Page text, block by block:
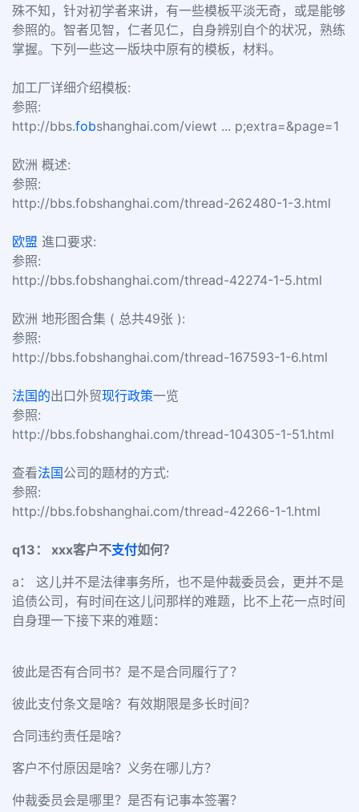
殊不知，针对初学者来讲，有一些模板平淡无奇，或是能够
参照的。智者见智，仁者见仁，自身辨别自个的状况，熟练
掌握。下列一些这一版块中原有的模板，材料。
加工厂详细介绍模板:
参照:
http://bbs.fobshanghai.com/viewt ... p;extra=&page=1
欧洲 概述:
参照:
http://bbs.fobshanghai.com/thread-262480-1-3.html
欧盟 進口要求:
参照:
http://bbs.fobshanghai.com/thread-42274-1-5.html
欧洲 地形图合集 ( 总共49张 ):
参照:
http://bbs.fobshanghai.com/thread-167593-1-6.html
法国的出口外贸现行政策一览
参照:
http://bbs.fobshanghai.com/thread-104305-1-51.html
查看法国公司的题材的方式:
参照:
http://bbs.fobshanghai.com/thread-42266-1-1.html
q13： xxx客户不支付如何？
a： 这儿并不是法律事务所，也不是仲裁委员会，更并不是
追债公司，有时间在这儿问那样的难题，比不上花一点时间
自身理一下接下来的难题：
彼此是否有合同书？是不是合同履行了？
彼此支付条文是啥？有效期限是多长时间？
合同违约责任是啥？
客户不付原因是啥？义务在哪儿方？
仲裁委员会是哪里？是否有记事本签署？